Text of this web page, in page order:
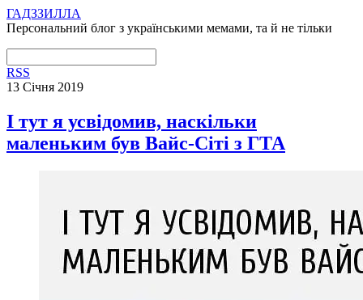
ГАДЗЗИЛЛА
Персональний блог з українськими мемами, та й не тільки
RSS
13 Січня 2019
І тут я усвідомив, наскільки
маленьким був Вайс-Сіті з ГТА